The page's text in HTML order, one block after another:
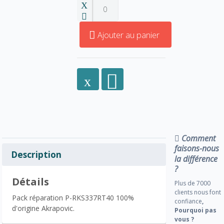
Ajouter au panier
Description
Détails
Pack réparation P-RKS337RT40 100%
d'origine Akrapovic.
Comment
faisons-nous
la différence
?
Plus de 7000
clients nous font
confiance,
Pourquoi pas
vous ?